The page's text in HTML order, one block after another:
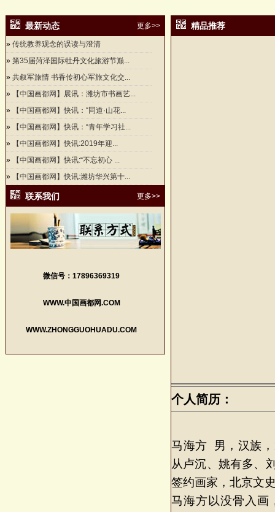
最新动态 更多>>
» 传统教养观念的误读与澄清
» 第35届菏泽国际牡丹文化旅游节巅...
» 共叙军旅情 书香传初心军旅文化交...
»
【中国画都网】展讯：潍坊市书画艺...
»
【中国画都网】快讯：“同道·山花...
»
【中国画都网】快讯：“青年学习社...
»
【中国画都网】快讯:2019年迎...
»
【中国画都网】快讯:“不忘初心 ...
»
【中国画都网】快讯:潍坊华兴第十...
联系我们 更多>>
微信号：17896369319
WWW.中国画都网.COM
WWW.ZHONGGUOHUADU.COM
精品推荐
个人简历：
马海方 男，汉族，
从卢沉、姚有多、
签约画家，北京文
马海方以没骨入画